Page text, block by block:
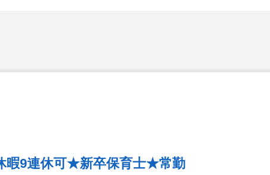
暇9連休可★新卒保育士★常勤